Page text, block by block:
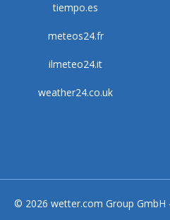
tiempo.es
meteos24.fr
ilmeteo24.it
weather24.co.uk
© 2026 wetter.com Group GmbH